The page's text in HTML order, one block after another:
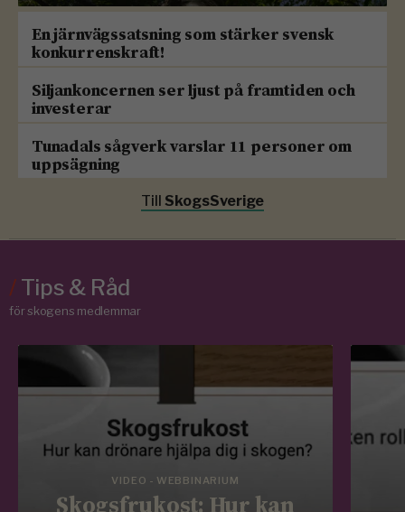
En järnvägssatsning som stärker svensk
konkurrenskraft!
Siljankoncernen ser ljust på framtiden och
investerar
Tunadals sågverk varslar 11 personer om
uppsägning
Till SkogsSverige
/Tips & Råd
för skogens medlemmar
VIDEO - WEBBINARIUM
Skogsfrukost: Hur kan